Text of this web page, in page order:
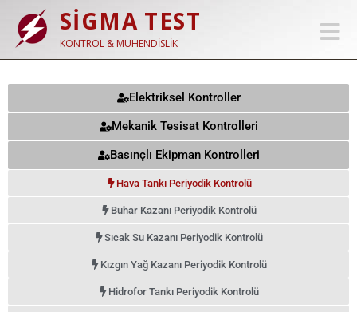
SİGMA TEST
KONTROL & MÜHENDISLIK
Toggle
Elektriksel Kontroller
Mekanik Tesisat Kontrolleri
Basınçlı Ekipman Kontrolleri
Hava Tankı Periyodik Kontrolü
Buhar Kazanı Periyodik Kontrolü
Sıcak Su Kazanı Periyodik Kontrolü
Kızgın Yağ Kazanı Periyodik Kontrolü
Hidrofor Tankı Periyodik Kontrolü